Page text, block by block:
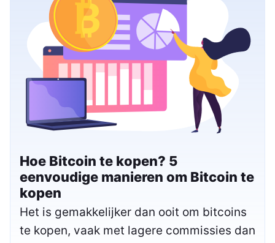
Hoe Bitcoin te kopen? 5
eenvoudige manieren om Bitcoin te
kopen
Het is gemakkelijker dan ooit om bitcoins
te kopen, vaak met lagere commissies dan